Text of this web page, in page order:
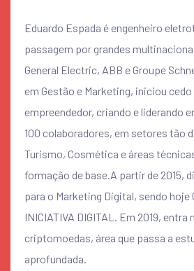
Eduardo Espada é engenheiro
passagem por grandes
General Electric, ABB e Groupe
em Gestão e Marketing, iniciou
empreendedor, criando e liderando
100 colaboradores, em setores tão
Turismo, Cosmética e áreas
formação de base.A partir de 2015,
para o Marketing Digital, sendo hoje
INICIATIVA DIGITAL. Em 2019, entra
criptomoedas, área que passa a
aprofundada.